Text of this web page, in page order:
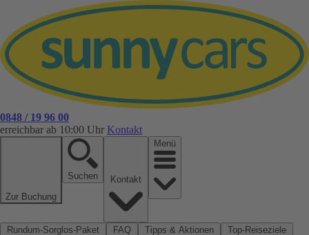
0848 / 19 96 00
erreichbar ab 10:00 Uhr Kontakt
Zur Buchung
Suchen
Menü